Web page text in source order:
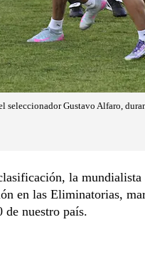
seleccionador Gustavo Alfaro,
la mundialista
en las Eliminatorias,
de nuestro país.